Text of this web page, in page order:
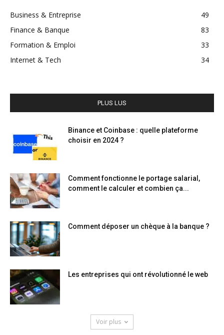
Business & Entreprise
49
Finance & Banque
83
Formation & Emploi
33
Internet & Tech
34
PLUS LUS
Binance et Coinbase : quelle plateforme
choisir en 2024 ?
Comment fonctionne le portage salarial,
comment le calculer et combien ça...
Comment déposer un chèque à la banque ?
Les entreprises qui ont révolutionné le web
Voir plus